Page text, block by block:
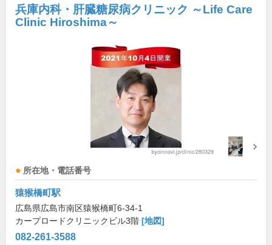
兵庫内科・肝臓糖尿病クリニック ～Life Care
Clinic Hiroshima～
所在地・電話番号
猿猴橋町駅
広島県広島市南区猿猴橋町6-34-1
カープロードクリニックビル3階 [地図]
082-261-3588